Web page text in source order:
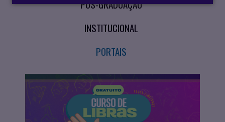
PÓS-GRADUAÇÃO
INSTITUCIONAL
PORTAIS